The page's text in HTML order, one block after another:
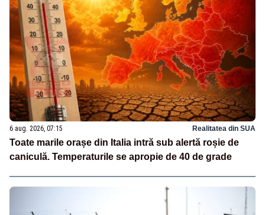
6 aug. 2026, 07:15 Realitatea din SUA
Toate marile orașe din Italia intră sub alertă roșie de
caniculă. Temperaturile se apropie de 40 de grade